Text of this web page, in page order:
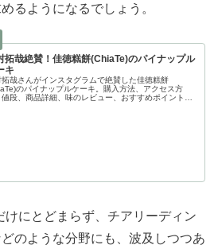
るようになるでしょう。
拓哉絶賛！佳徳糕餅(ChiaTe)のパイナップル
キ
拓哉さんがインスタグラムで絶賛した佳徳糕餅
のパイナップルケーキ。購入方法、アクセス方
値段、商品詳細、味のレビュー、おすすめポイントま
けにとどまらず、チアリーディン
のような分野にも、波及しつつあ